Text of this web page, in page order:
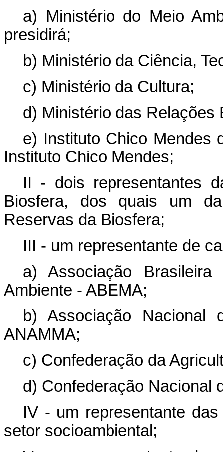
a) Ministério do Meio
presidirá;
b) Ministério da Ciência,
c) Ministério da Cultura;
d) Ministério das Relações
e) Instituto Chico Mendes
Instituto Chico Mendes;
II - dois representantes
Biosfera, dos quais um
Reservas da Biosfera;
III - um representante de
a) Associação
Ambiente - ABEMA;
b) Associação
ANAMMA;
c) Confederação da
d) Confederação Nacional
IV - um representante
setor socioambiental;